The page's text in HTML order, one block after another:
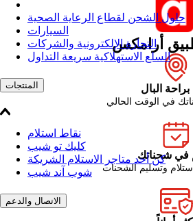
حلول الشحن لقطاع الرعاية الصحية
السيارات
التجارة الإلكترونية والشركات
السلع الاستهلاكية سريعة التداول
المنتجات
نقاط استلام
كليك تو شيب
كن أحد متاجر الاستلام الشريكة
شوب آند شيب
الاتصال والدعم
أرامكس
براحة البال
في الوقت الحالي
في شحناتك
وتسليم الشحنات